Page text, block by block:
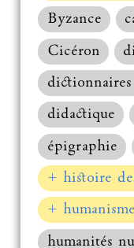
Byzance
Cicéron
didactique
épigraphie
+ histoire
+
humanités